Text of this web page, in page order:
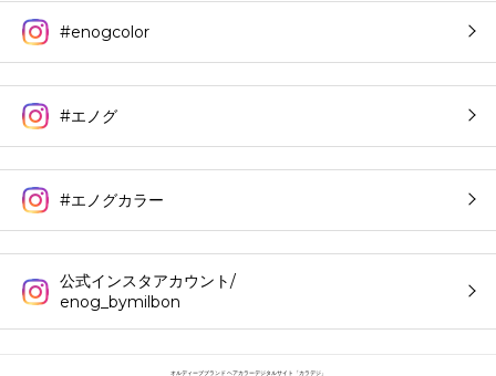
#enogcolor
#エノグ
#エノグカラー
公式インスタアカウント/
enog_bymilbon
オルディーブブランド ヘアカラーデジタルサイト「カラデジ」